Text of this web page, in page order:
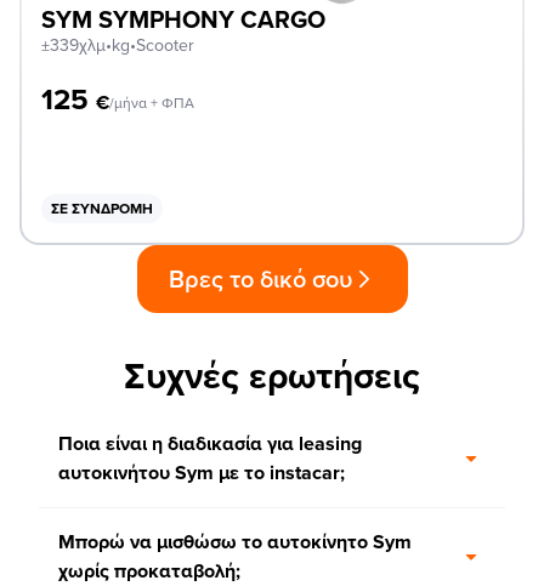
SYM SYMPHONY CARGO
±339χλμ•kg•Scooter
125 €/μήνα + ΦΠΑ
ΣΕ ΣΥΝΔΡΟΜΉ
Βρες το δικό σου
Συχνές ερωτήσεις
Ποια είναι η διαδικασία για leasing
αυτοκινήτου Sym με το instacar;
Μπορώ να μισθώσω το αυτοκίνητο Sym
χωρίς προκαταβολή;